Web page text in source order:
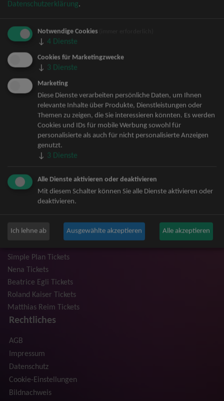
Santiano Tickets
Bryan Adams Tickets
Andreas Gabalier Tickets
Die Fantastischen Vier Tickets
Herbert Grönemeyer Tickets
Deep Purple Tickets
Howard Carpendale Tickets
Jan Delay & Disko No.1 Tickets
Pur Tickets
Bob Dylan Tickets
Mark Forster Tickets
The Prodigy Tickets
Niedeckens BAP Tickets
Judas Priest Tickets
Trailerpark & Friends Tickets
Simple Plan Tickets
Nena Tickets
Beatrice Egli Tickets
Roland Kaiser Tickets
Matthias Reim Tickets
Rechtliches
AGB
Impressum
Datenschutz
Cookie-Einstellungen
Bildnachweis
Datenschutzerklärung.
Notwendige Cookies
↓ 4 Dienste
Cookies für Marketingzwecke
↓ 3 Dienste
Marketing
Diese Dienste verarbeiten persönliche Daten, um Ihnen
relevante Inhalte über Produkte, Dienstleistungen oder
Themen zu zeigen, die Sie interessieren könnten. Es werden
Cookies und IDs für mobile Werbung sowohl für
personalisierte als auch für nicht personalisierte Anzeigen
genutzt.
↓ 3 Dienste
Alle Dienste aktivieren oder deaktivieren
Mit diesem Schalter können Sie alle Dienste aktivieren oder
deaktivieren.
Ich lehne ab Ausgewählte akzeptieren Alle akzeptieren